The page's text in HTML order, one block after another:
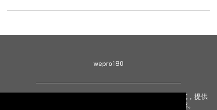
wepro180
wepro180 由 IT 業界專家組成，以生動有趣、深入淺出方式，提供
最新 IT 動態、趨勢、技術、行業熱話、專題報導等內容。